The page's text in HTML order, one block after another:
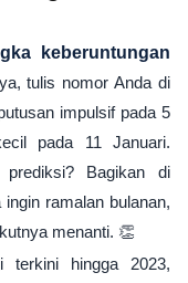
keberuntungan
tulis nomor Anda di
impulsif pada 5
pada 11 Januari.
Bagikan di
ramalan bulanan,
menanti. 👏
terkini hingga 2023,